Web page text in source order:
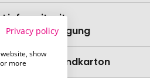
Lieferzeit mit
Werbeanbringung
Menge Versandkarton
Privacy policy
show
more